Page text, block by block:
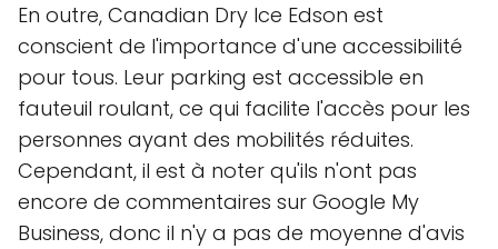
En outre, Canadian Dry Ice Edson est
conscient de l'importance d'une accessibilité
pour tous. Leur parking est accessible en
fauteuil roulant, ce qui facilite l'accès pour les
personnes ayant des mobilités réduites.
Cependant, il est à noter qu'ils n'ont pas
encore de commentaires sur Google My
Business, donc il n'y a pas de moyenne d'avis